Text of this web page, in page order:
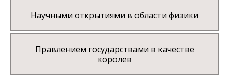
Научными открытиями в области физики
Правлением государствами в качестве
королев